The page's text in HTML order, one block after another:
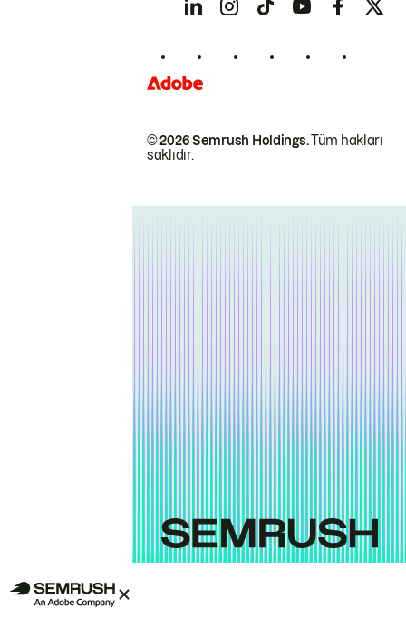
© 2026 Semrush Holdings.Tüm hakları
saklıdır.